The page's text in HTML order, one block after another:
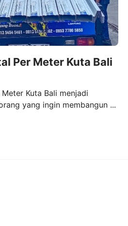
Per Meter Kuta Bali
Kuta Bali menjadi
yang ingin membangun ...